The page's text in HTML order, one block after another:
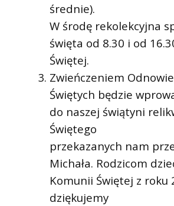
średnie).
W środę rekolekcyjna
święta od 8.30 i od
Świętej.
Zwieńczeniem
Świętych będzie
do naszej świątyni
Świętego
przekazanych nam
Michała. Rodzicom
Komunii Świętej z roku
dziękujemy